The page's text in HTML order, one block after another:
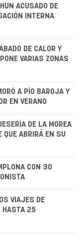
ACUSADO DE
INTERNA
DE CALOR Y
VARIAS ZONAS
A PÍO BAROJA Y
EN VERANO
DE LA MOREA
QUE ABRIRÁ EN SU
CON 30
VIAJES DE
HASTA 25